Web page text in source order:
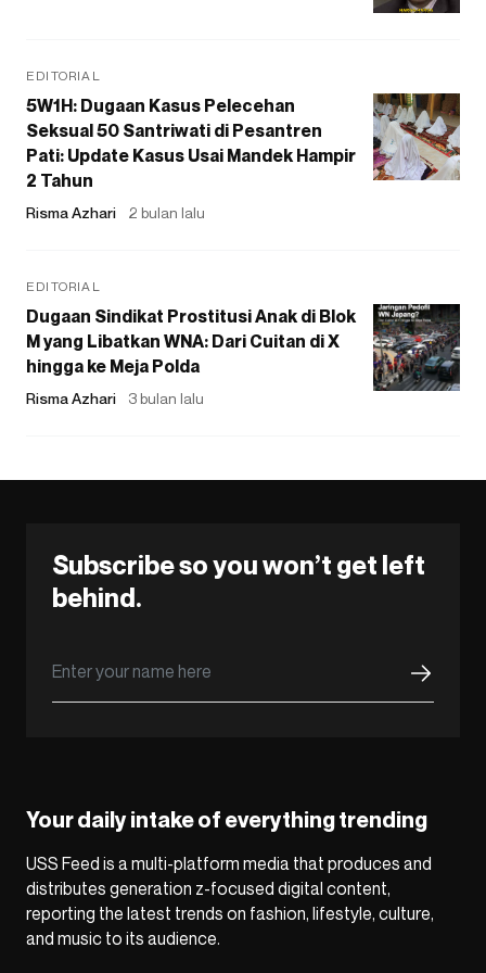
EDITORIAL
5W1H: Dugaan Kasus Pelecehan
Seksual 50 Santriwati di Pesantren
Pati: Update Kasus Usai Mandek Hampir
2 Tahun
Risma Azhari 2 bulan lalu
EDITORIAL
Dugaan Sindikat Prostitusi Anak di Blok
M yang Libatkan WNA: Dari Cuitan di X
hingga ke Meja Polda
Risma Azhari 3 bulan lalu
Subscribe so you won’t get left
behind.
Your daily intake of everything trending
USS Feed is a multi-platform media that produces and
distributes generation z-focused digital content,
reporting the latest trends on fashion, lifestyle, culture,
and music to its audience.